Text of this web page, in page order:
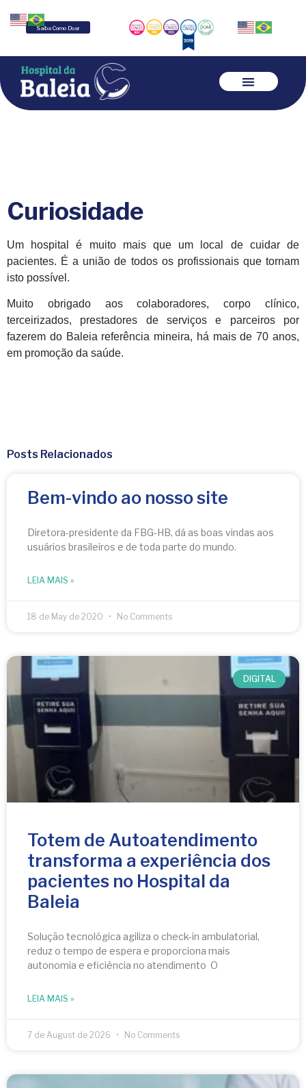
Saiba Como Doar
Curiosidade
Um hospital é muito mais que um local de cuidar de
pacientes. É a união de todos os profissionais que tornam
isto possível.
Muito obrigado aos colaboradores, corpo clínico,
terceirizados, prestadores de serviços e parceiros por
fazerem do Baleia referência mineira, há mais de 70 anos,
em promoção da saúde.
Posts Relacionados
Bem-vindo ao nosso site
Diretora-presidente da FBG-HB, dá as boas vindas aos
usuários brasileiros e de toda parte do mundo.
LEIA MAIS »
18 de May de 2020 No Comments
DIGITAL
Totem de Autoatendimento
transforma a experiência dos
pacientes no Hospital da
Baleia
Solução tecnológica agiliza o check-in ambulatorial,
reduz o tempo de espera e proporciona mais
autonomia e eficiência no atendimento O
LEIA MAIS »
7 de August de 2026 No Comments